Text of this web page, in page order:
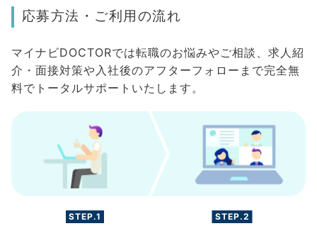
応募方法・ご利用の流れ
マイナビDOCTORでは転職のお悩みやご相談、求人紹
介・面接対策や入社後のアフターフォローまで完全無
料でトータルサポートいたします。
STEP.1 STEP.2